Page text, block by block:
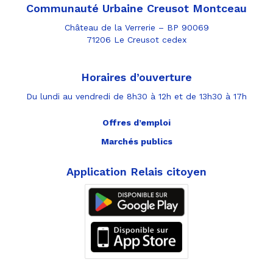
Communauté Urbaine Creusot Montceau
Château de la Verrerie – BP 90069
71206 Le Creusot cedex
Horaires d’ouverture
Du lundi au vendredi de 8h30 à 12h et de 13h30 à 17h
Offres d’emploi
Marchés publics
Application Relais citoyen